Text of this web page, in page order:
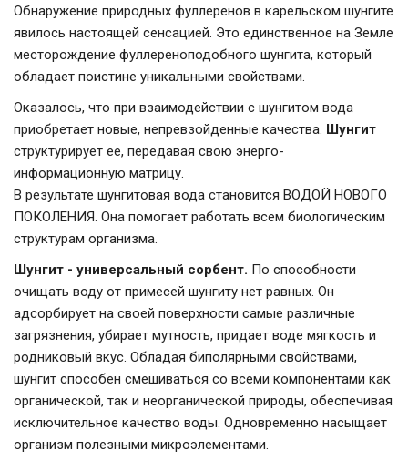
Обнаружение природных фуллеренов в карельском шунгите
явилось настоящей сенсацией. Это единственное на Земле
месторождение фуллереноподобного шунгита, который
обладает поистине уникальными свойствами.
Оказалось, что при взаимодействии с шунгитом вода
приобретает новые, непревзойденные качества. Шунгит
структурирует ее, передавая свою энерго-
информационную матрицу.
В результате шунгитовая вода становится ВОДОЙ НОВОГО
ПОКОЛЕНИЯ. Она помогает работать всем биологическим
структурам организма.
Шунгит - универсальный сорбент. По способности
очищать воду от примесей шунгиту нет равных. Он
адсорбирует на своей поверхности самые различные
загрязнения, убирает мутность, придает воде мягкость и
родниковый вкус. Обладая биполярными свойствами,
шунгит способен смешиваться со всеми компонентами как
органической, так и неорганической природы, обеспечивая
исключительное качество воды. Одновременно насыщает
организм полезными микроэлементами.